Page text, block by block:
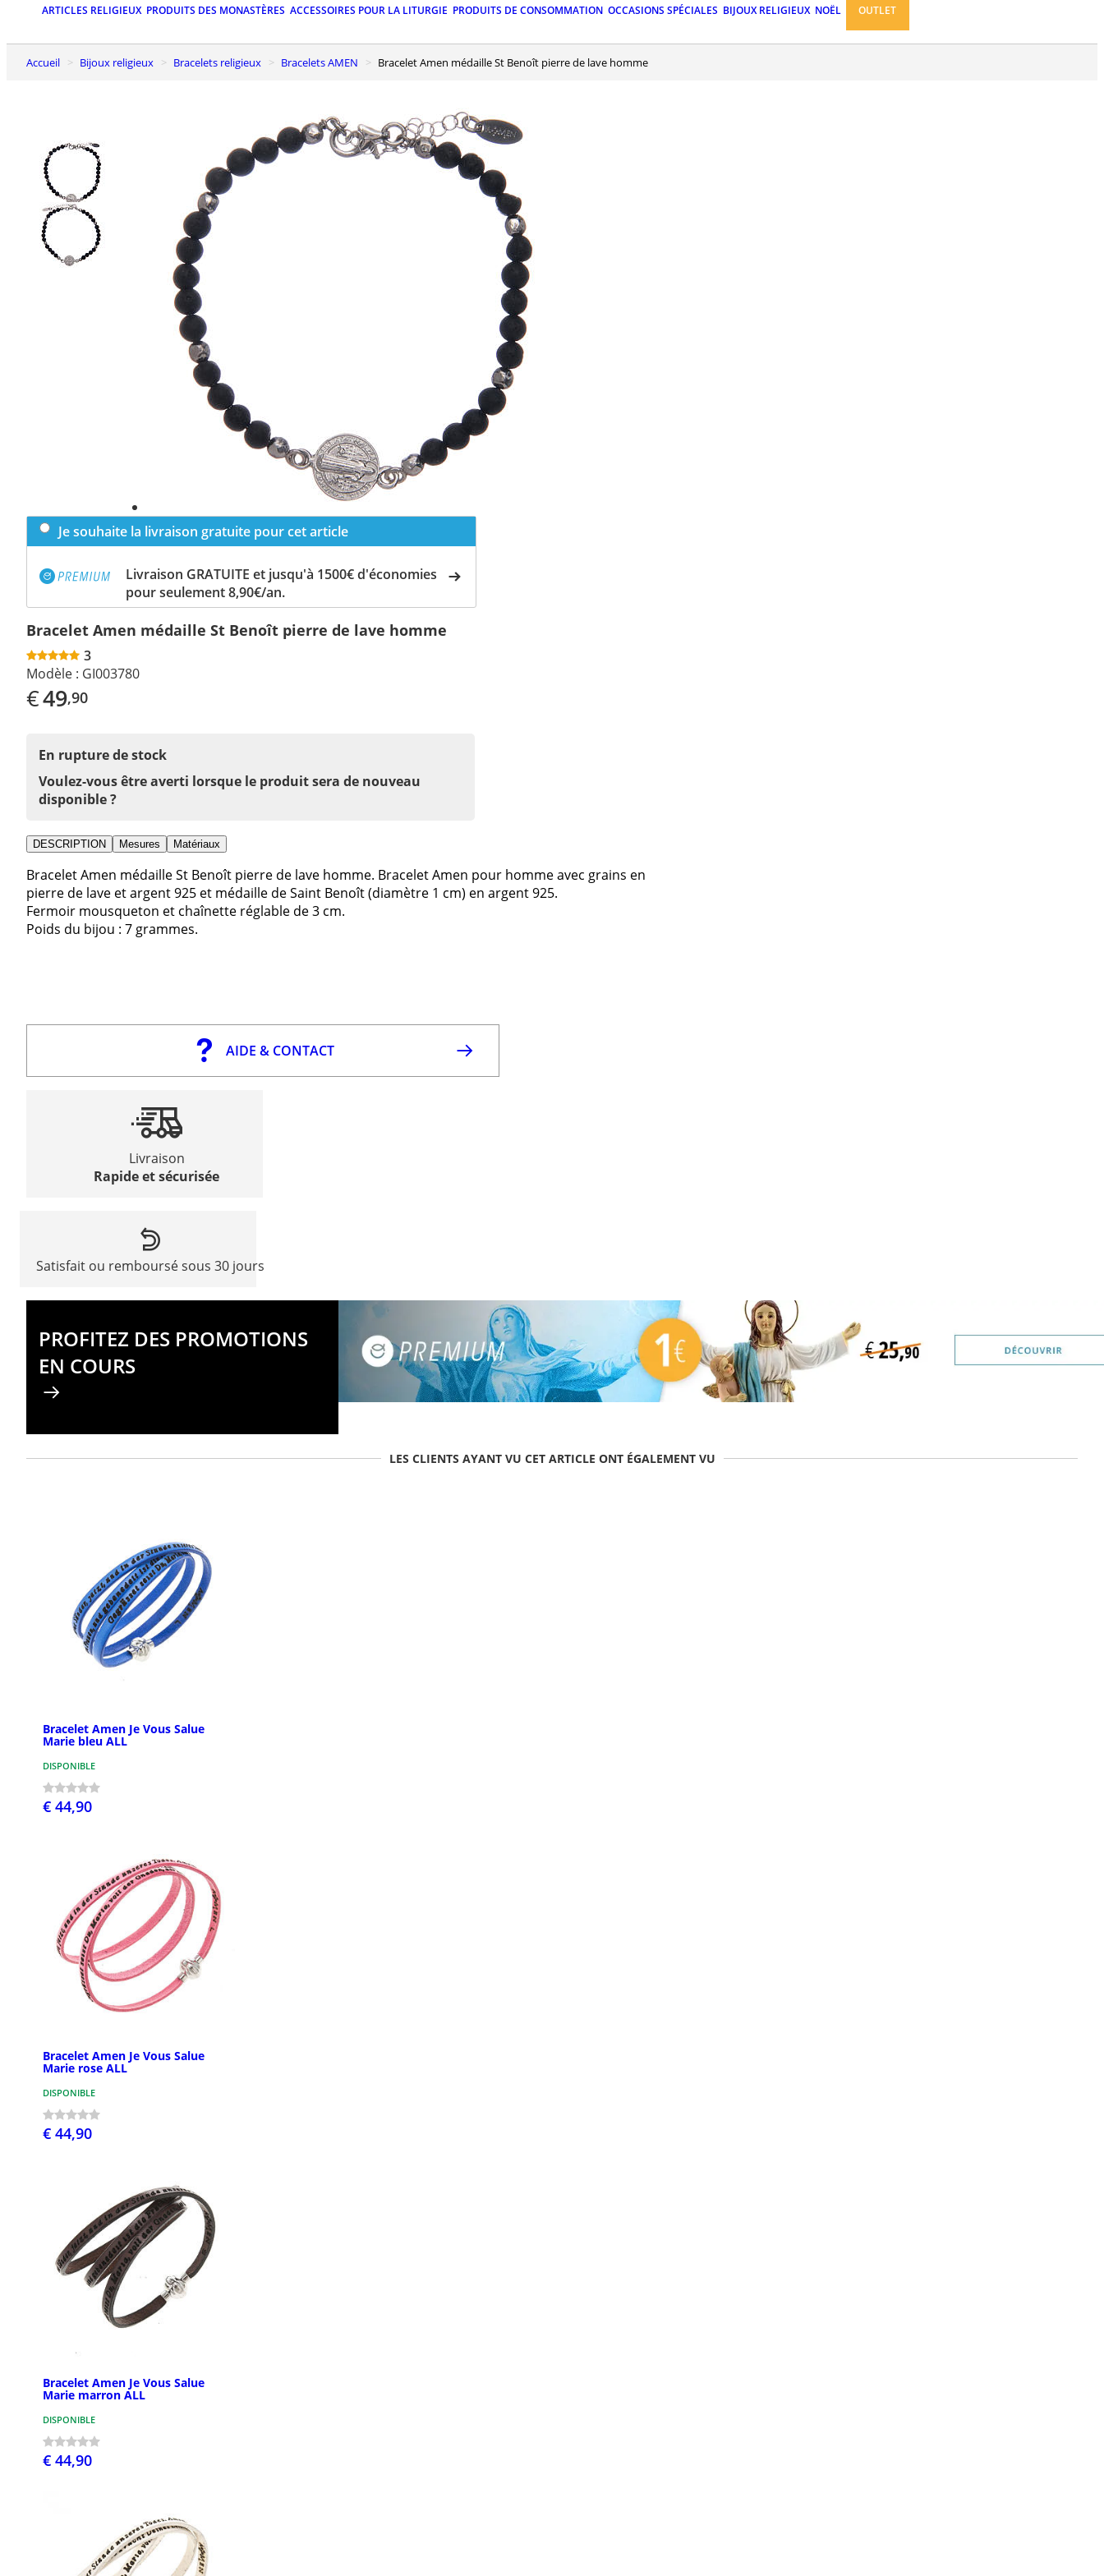
ARTICLES RELIGIEUX PRODUITS DES MONASTÈRES ACCESSOIRES POUR LA LITURGIE PRODUITS DE CONSOMMATION OCCASIONS SPÉCIALES BIJOUX RELIGIEUX NOËL OUTLET
Accueil Bijoux religieux Bracelets religieux Bracelets AMEN Bracelet Amen médaille St Benoît pierre de lave homme
Je souhaite la livraison gratuite pour cet article
Livraison GRATUITE et jusqu'à 1500€ d'économies
pour seulement 8,90€/an.
Bracelet Amen médaille St Benoît pierre de lave homme
3
Modèle : GI003780
€49,90
En rupture de stock
Voulez-vous être averti lorsque le produit sera de nouveau
disponible ?
DESCRIPTION Mesures Matériaux
Bracelet Amen médaille St Benoît pierre de lave homme. Bracelet Amen pour homme avec grains en
pierre de lave et argent 925 et médaille de Saint Benoît (diamètre 1 cm) en argent 925.
Fermoir mousqueton et chaînette réglable de 3 cm.
Poids du bijou : 7 grammes.
AIDE & CONTACT
Livraison
Rapide et sécurisée
Satisfait ou remboursé sous 30 jours
PROFITEZ DES PROMOTIONS
EN COURS
LES CLIENTS AYANT VU CET ARTICLE ONT ÉGALEMENT VU
Bracelet Amen Je Vous Salue
Marie bleu ALL
DISPONIBLE
€ 44,90
Bracelet Amen Je Vous Salue
Marie rose ALL
DISPONIBLE
€ 44,90
Bracelet Amen Je Vous Salue
Marie marron ALL
DISPONIBLE
€ 44,90